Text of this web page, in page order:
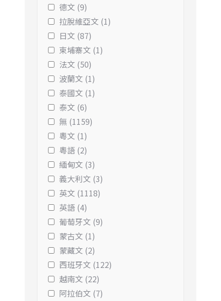
德文 (9)
拉脫維亞文 (1)
日文 (87)
柬埔寨文 (1)
法文 (50)
波蘭文 (1)
泰國文 (1)
泰文 (6)
無 (1159)
粵文 (1)
粵語 (2)
緬甸文 (3)
義大利文 (3)
英文 (1118)
英語 (4)
葡萄牙文 (9)
蒙古文 (1)
蒙藏文 (2)
西班牙文 (122)
越南文 (22)
阿拉伯文 (7)